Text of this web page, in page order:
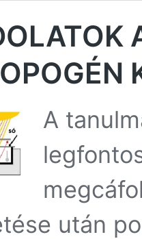
A
után